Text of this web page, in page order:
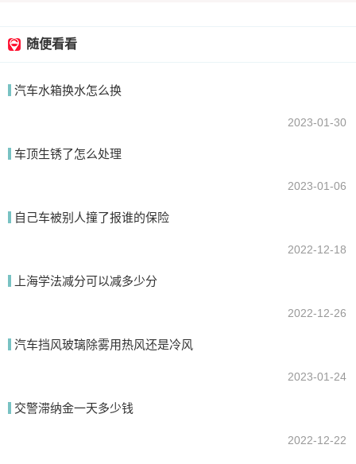
醉生梦死228
你好，不需要打磨的
我要回答
随便看看
汽车水箱换水怎么换
2023-01-30
车顶生锈了怎么处理
2023-01-06
自己车被别人撞了报谁的保险
2022-12-18
上海学法减分可以减多少分
2022-12-26
汽车挡风玻璃除雾用热风还是冷风
2023-01-24
交警滞纳金一天多少钱
2022-12-22